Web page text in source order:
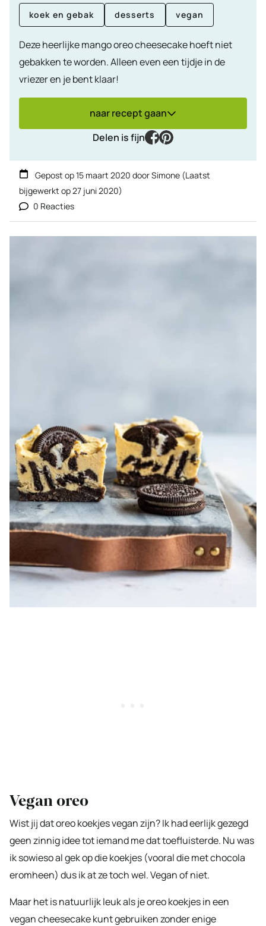
koek en gebak desserts vegan
Deze heerlijke mango oreo cheesecake hoeft niet
gebakken te worden. Alleen even een tijdje in de
vriezer en je bent klaar!
naar recept gaan
Delen is fijn
facebook
pinterest
Gepost op15 maart 2020 doorSimone (Laatst
bijgewerkt op27 juni 2020)
0 Reacties
Vegan oreo
Wist jij dat oreo koekjes vegan zijn? Ik had eerlijk gezegd
geen zinnig idee tot iemand me dat toefluisterde. Nu was
ik sowieso al gek op die koekjes (vooral die met chocola
eromheen) dus ik at ze toch wel. Vegan of niet.
Maar het is natuurlijk leuk als je oreo koekjes in een
vegan cheesecake kunt gebruiken zonder enige